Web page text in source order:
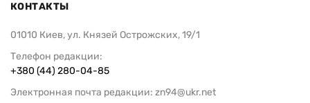
КОНТАКТЫ
01010 Киев, ул. Князей Острожских, 19/1
Телефон редакции:
+380 (44) 280-04-85
Электронная почта редакции: zn94@ukr.net